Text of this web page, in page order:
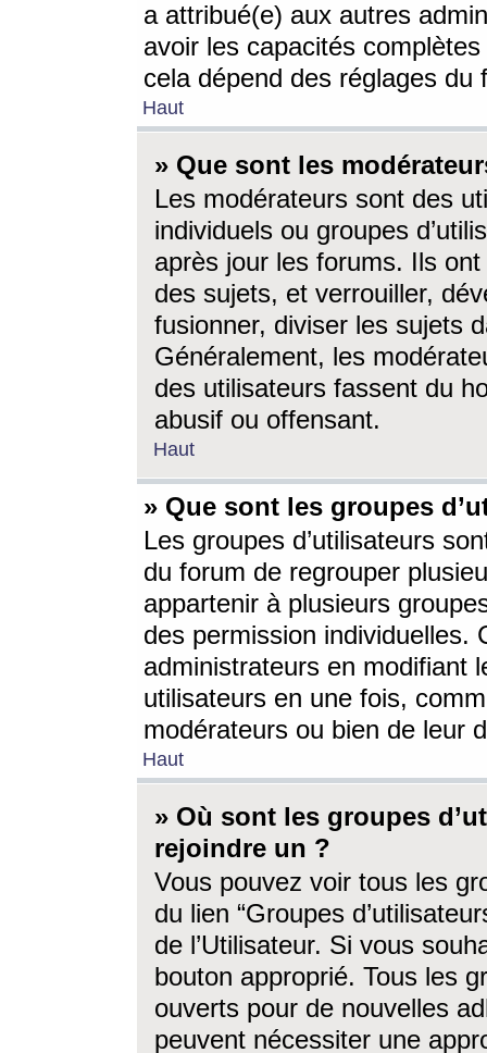
a attribué(e) aux autres
avoir les capacités
cela dépend des réglages du
Haut
» Que sont les
Les modérateurs sont des
individuels ou groupes
après jour les forums. Ils ont
des sujets, et verrouiller,
fusionner, diviser les sujets
Généralement, les
des utilisateurs fassent du
abusif ou offensant.
Haut
» Que sont les groupes
Les groupes d’utilisateurs
du forum de regrouper
appartenir à plusieurs
des permission individuelles.
administrateurs en modifiant
utilisateurs en une fois,
modérateurs ou bien de leur
Haut
» Où sont les groupes
rejoindre un ?
Vous pouvez voir tous les
du lien “Groupes
de l’Utilisateur. Si vous
bouton approprié. Tous les
ouverts pour de nouvelles
peuvent nécessiter une